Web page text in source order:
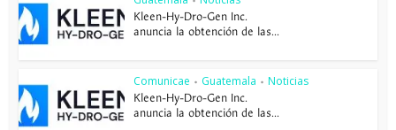
Kleen-Hy-Dro-Gen Inc.
anuncia la obtención de las...
Comunicae • Guatemala • Noticias
Kleen-Hy-Dro-Gen Inc.
anuncia la obtención de las...